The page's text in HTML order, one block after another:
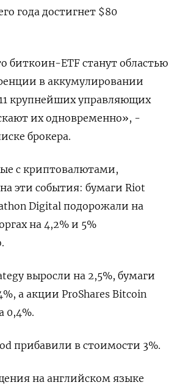
года достигнет $80
биткоин-ETF станут областью
в аккумулировании
крупнейших управляющих
их одновременно», -
брокера.
с криптовалютами,
эти события: бумаги Riot
Digital подорожали на
на 4,2% и 5%
выросли на 2,5%, бумаги
а акции ProShares Bitcoin
0,4%.
прибавили в стоимости 3%.
на английском языке